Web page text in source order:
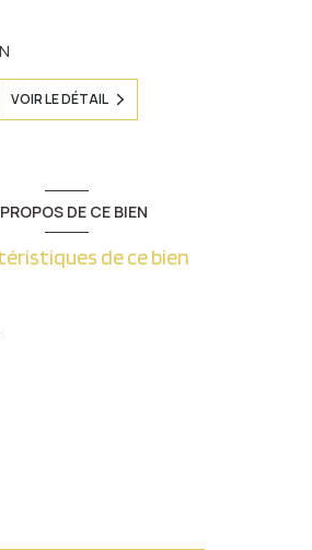
VOIR LE DÉTAIL
DE CE BIEN
de ce bien